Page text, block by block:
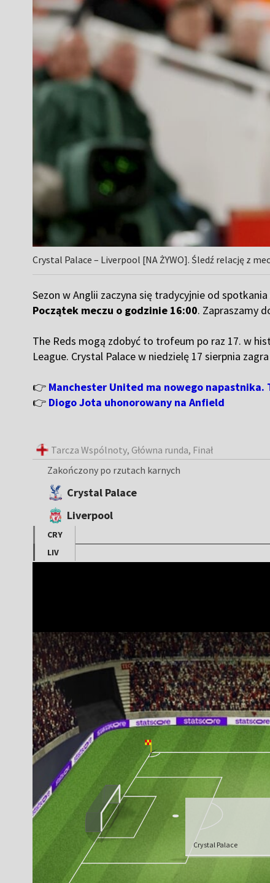
Crystal Palace – Liverpool [NA ŻYWO]. Śledź relację z
Sezon w Anglii zaczyna się tradycyjnie od
Początek meczu o godzinie 16:00. Zapraszamy
The Reds mogą zdobyć to trofeum po raz 17. w
League. Crystal Palace w niedzielę 17 sierpnia
👉 Manchester United ma nowego napastnika.
👉 Diogo Jota uhonorowany na Anfield
Tarcza Wspólnoty, Główna runda, Finał
Zakończony po rzutach karnych
Crystal Palace
Liverpool
CRY
LIV
Crystal Palace